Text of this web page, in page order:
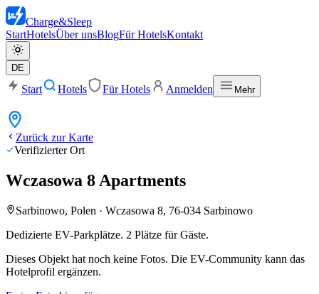
Charge&Sleep
StartHotelsÜber unsBlogFür HotelsKontakt
DE
Start Hotels Für Hotels Anmelden Mehr
Zurück zur Karte
Verifizierter Ort
Wczasowa 8 Apartments
Sarbinowo, Polen · Wczasowa 8, 76-034 Sarbinowo
Dedizierte EV-Parkplätze. 2 Plätze für Gäste.
Dieses Objekt hat noch keine Fotos. Die EV-Community kann das
Hotelprofil ergänzen.